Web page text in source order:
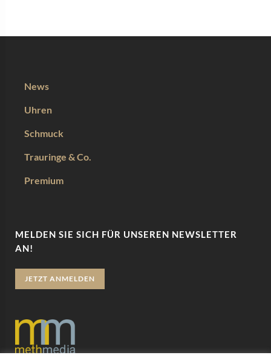
News
Uhren
Schmuck
Trauringe & Co.
Premium
MELDEN SIE SICH FÜR UNSEREN NEWSLETTER
AN!
JETZT ANMELDEN